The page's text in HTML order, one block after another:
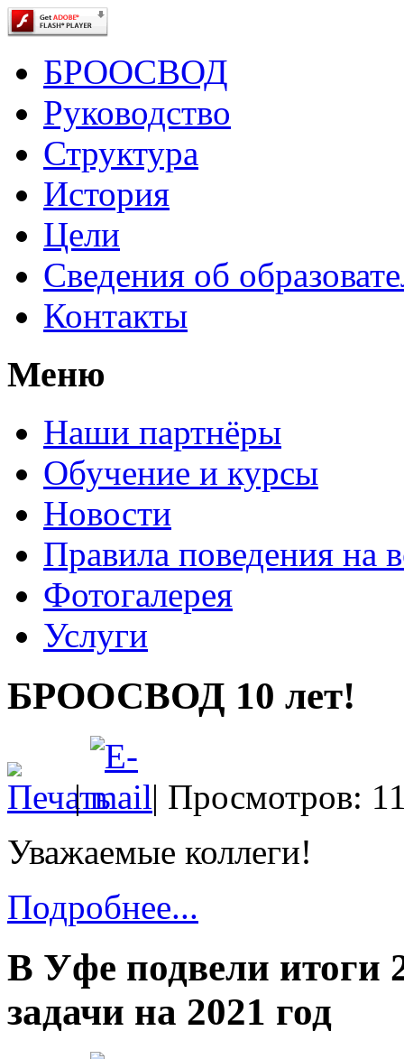
БРООСВОД
Руководство
Структура
История
Цели
Сведения об
Контакты
Меню
Наши партнёры
Обучение и курсы
Новости
Правила поведения на
Фотогалерея
Услуги
БРООСВОД 10 лет!
|
| Просмотров:
Уважаемые коллеги!
Подробнее...
В Уфе подвели итоги
задачи на 2021 год